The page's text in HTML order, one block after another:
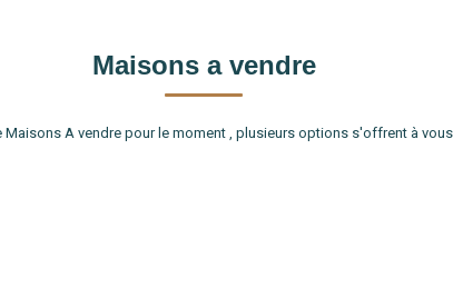
Maisons a vendre
A vendre pour le moment , plusieurs options s'offrent à